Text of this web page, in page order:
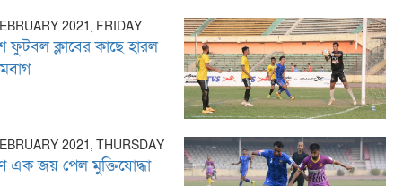
2021, FRIDAY
ফুটবল ক্লাবের কাছে হারল
2021, THURSDAY
এক জয় পেল মুক্তিযোদ্ধা